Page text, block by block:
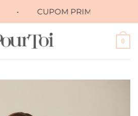
CUPOM PRIMEIRA10 PARA
0